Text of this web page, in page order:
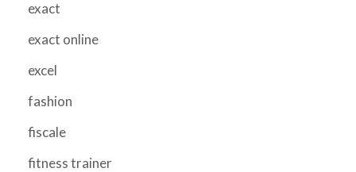
exact
exact online
excel
fashion
fiscale
fitness trainer